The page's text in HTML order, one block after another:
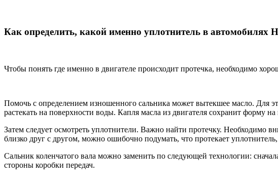
Как определить, какой именно уплотнитель в автомобилях
Чтобы понять где именно в двигателе происходит протечка, необходимо
Помочь с определением изношенного сальника может вытекшее масло. Для
растекать на поверхности воды. Капля масла из двигателя сохранит форму
Затем следует осмотреть уплотнители. Важно найти протечку. Необходимо
близко друг с другом, можно ошибочно подумать, что протекает
Сальник коленчатого вала можно заменить по следующей технологии:
стороны коробки передач.